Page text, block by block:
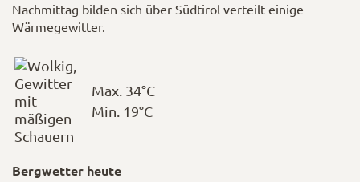
Nachmittag bilden sich über Südtirol verteilt einige
Wärmegewitter.
Max. 34°C
Min. 19°C
Bergwetter heute